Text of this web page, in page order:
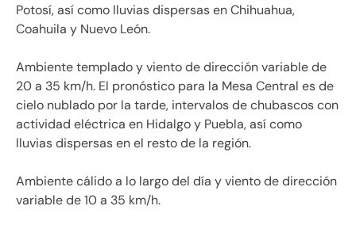
Potosí, así como lluvias dispersas en Chihuahua,
Coahuila y Nuevo León.
Ambiente templado y viento de dirección variable de
20 a 35 km/h. El pronóstico para la Mesa Central es de
cielo nublado por la tarde, intervalos de chubascos con
actividad eléctrica en Hidalgo y Puebla, así como
lluvias dispersas en el resto de la región.
Ambiente cálido a lo largo del día y viento de dirección
variable de 10 a 35 km/h.